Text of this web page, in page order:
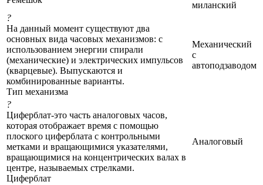
миланский
?
На данный момент существуют два
основных вида часовых механизмов: с
использованием энергии спирали
(механические) и электрических импульсов
(кварцевые). Выпускаются и
комбинированные варианты.
Тип механизма
Механический
с
автоподзаводом
?
Циферблат-это часть аналоговых часов,
которая отображает время с помощью
плоского циферблата с контрольными
метками и вращающимися указателями,
вращающимися на концентрических валах в
центре, называемых стрелками.
Циферблат
Аналоговый